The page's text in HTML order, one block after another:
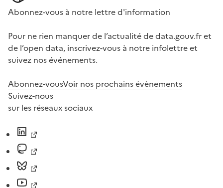
Abonnez-vous à notre lettre d'information
Pour ne rien manquer de l’actualité de data.gouv.fr et
de l’open data, inscrivez-vous à notre infolettre et
suivez nos événements.
Abonnez-vousVoir nos prochains évènements
Suivez-nous
sur les réseaux sociaux